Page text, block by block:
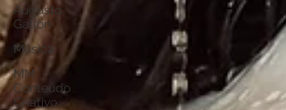
Augusto
Gallon
Música
MM
Conteúdo
Criativo